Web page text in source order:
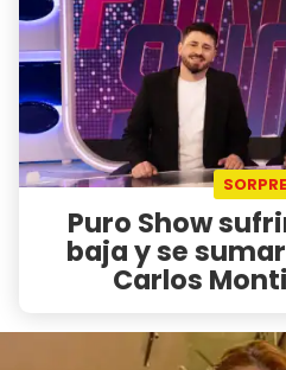
Puro Show
baja y se
Carlos